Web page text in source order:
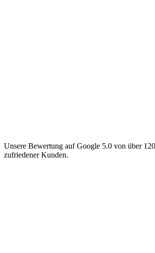
Unsere Bewertung auf Google 5.0 von über
zufriedener Kunden.